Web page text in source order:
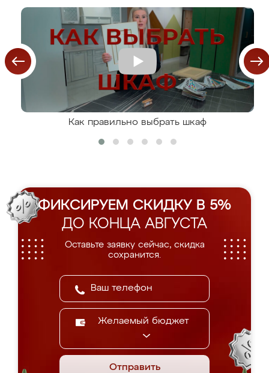
Как правильно выбрать шкаф
ФИКСИРУЕМ СКИДКУ В 5%
ДО КОНЦА АВГУСТА
Оставьте заявку сейчас, скидка
сохранится.
Желаемый бюджет
Отправить